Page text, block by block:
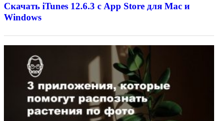
Скачать iTunes 12.6.3 с App Store для Mac и
Windows